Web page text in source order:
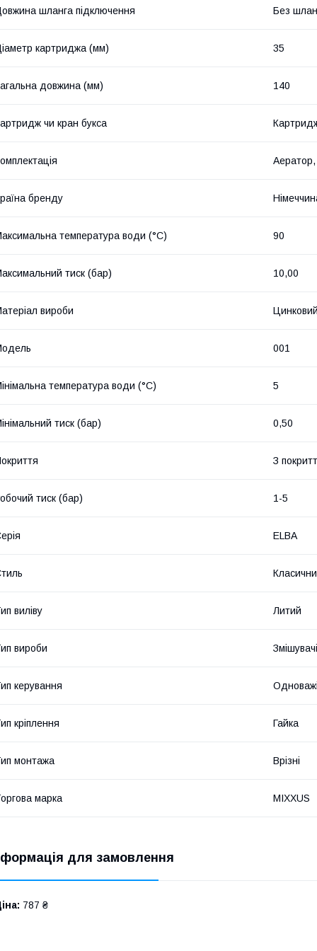
шланга підключення Без
картриджа (мм) 35
довжина (мм) 140
чи кран букса
Аератор,
бренду
температура води (°C) 90
тиск (бар) 10,00
вироби
001
температура води (°C) 5
тиск (бар) 0,50
З
тиск (бар) 1-5
ELBA
виліву Литий
вироби
керування
кріплення Гайка
монтажа Врізні
марка MIXXUS
для замовлення
787 ₴